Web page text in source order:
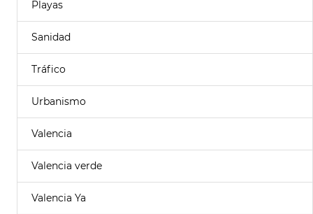
Playas
Sanidad
Tráfico
Urbanismo
Valencia
Valencia verde
Valencia Ya